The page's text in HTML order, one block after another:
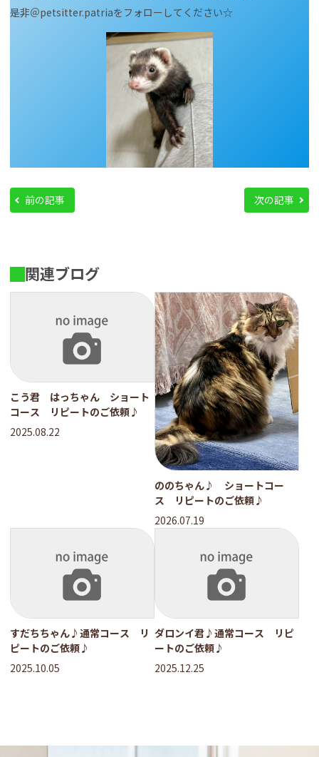
是非＠petsitter.patriaをフォローしてください☆
前の記事 次の記事
関連ブログ
こう君 はっちゃん ショート
コース リピートのご依頼♪
2025.08.22
ののちゃん♪ ショートコー
ス リピートのご依頼♪
2026.07.19
すだちちゃん♪通常コース リ
ピートのご依頼♪
2025.10.05
ダロンイ君♪通常コース リピ
ートのご依頼♪
2025.12.25